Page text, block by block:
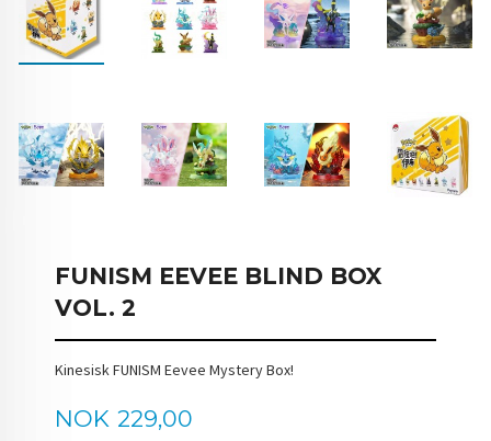
FUNISM EEVEE BLIND BOX
VOL. 2
Kinesisk FUNISM Eevee Mystery Box!
Pris
NOK 229,00